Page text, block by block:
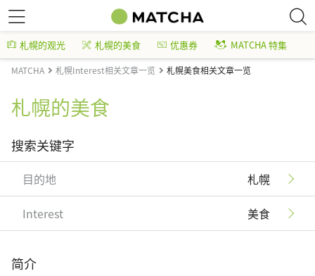
札幌的观光 札幌的美食 优惠券 MATCHA 特集
MATCHA 札幌Interest相关文章一览 札幌美食相关文章一览
札幌的美食
搜索关键字
目的地 札幌
Interest 美食
简介